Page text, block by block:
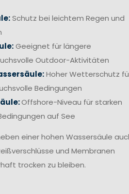
Schutz bei leichtem Regen und
Geeignet für längere
Outdoor-Aktivitäten
Hoher Wetterschutz
Bedingungen
Offshore-Niveau für starken
auf See
einer hohen Wassersäule
und Membranen
trocken zu bleiben.